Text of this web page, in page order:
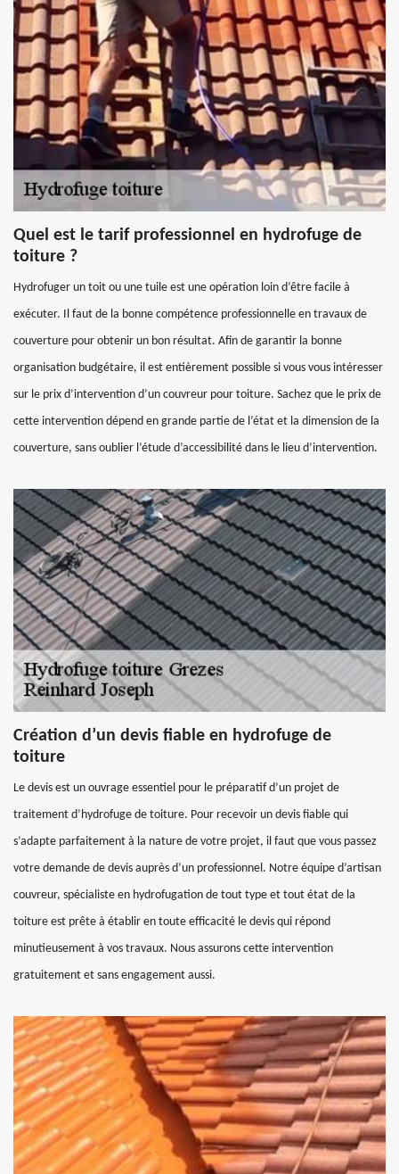
Quel est le tarif professionnel en hydrofuge de
toiture ?
Hydrofuger un toit ou une tuile est une opération loin d’être facile à
exécuter. Il faut de la bonne compétence professionnelle en travaux de
couverture pour obtenir un bon résultat. Afin de garantir la bonne
organisation budgétaire, il est entièrement possible si vous vous intéresser
sur le prix d’intervention d’un couvreur pour toiture. Sachez que le prix de
cette intervention dépend en grande partie de l’état et la dimension de la
couverture, sans oublier l’étude d’accessibilité dans le lieu d’intervention.
Création d’un devis fiable en hydrofuge de
toiture
Le devis est un ouvrage essentiel pour le préparatif d’un projet de
traitement d’hydrofuge de toiture. Pour recevoir un devis fiable qui
s’adapte parfaitement à la nature de votre projet, il faut que vous passez
votre demande de devis auprès d’un professionnel. Notre équipe d’artisan
couvreur, spécialiste en hydrofugation de tout type et tout état de la
toiture est prête à établir en toute efficacité le devis qui répond
minutieusement à vos travaux. Nous assurons cette intervention
gratuitement et sans engagement aussi.